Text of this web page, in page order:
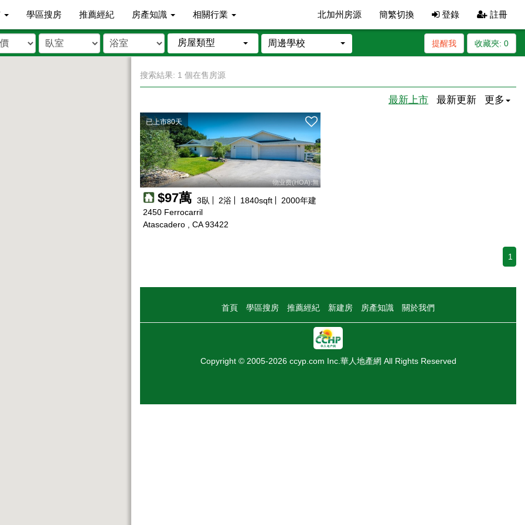
學區搜房 推薦經紀 房產知識 相關行業 北加州房源 簡繁切換 登錄 註冊
房屋類型 周邊學校 收藏夾: 0
提醒我
搜索結果: 1 個在售房源
最新上市 最新更新 更多
已上市80天
物业费(HOA):無
$97萬 3臥 2浴 1840sqft 2000年建
2450 Ferrocarril
Atascadero , CA 93422
1
首頁 學區搜房 推薦經紀 新建房 房產知識 關於我們
Copyright © 2005-2026 ccyp.com Inc.華人地產網 All Rights Reserved